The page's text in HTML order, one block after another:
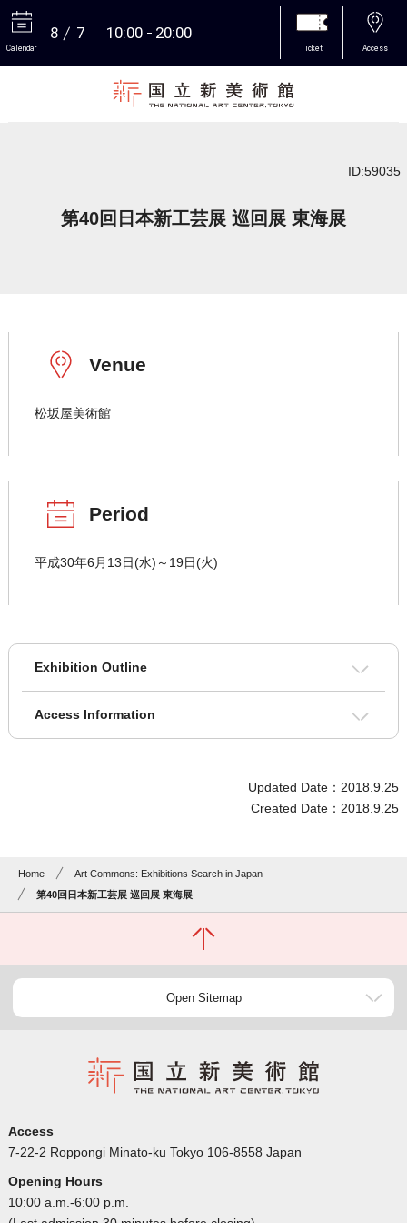
Calendar
8 7 10:00 20:00
Ticket Access
ID:59035
第40回日本新工芸展 巡回展 東海展
Venue
松坂屋美術館
Period
平成30年6月13日(水)～19日(火)
Exhibition Outline
Access Information
Updated Date：2018.9.25
Created Date：2018.9.25
Home
Art Commons: Exhibitions Search in Japan
第40回日本新工芸展 巡回展 東海展
Open Sitemap
Access
7-22-2 Roppongi Minato-ku Tokyo 106-8558 Japan
Opening Hours
10:00 a.m.-6:00 p.m.